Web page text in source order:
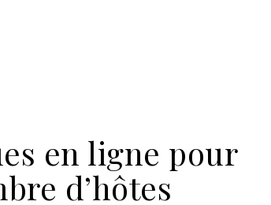
en ligne pour
d’hôtes